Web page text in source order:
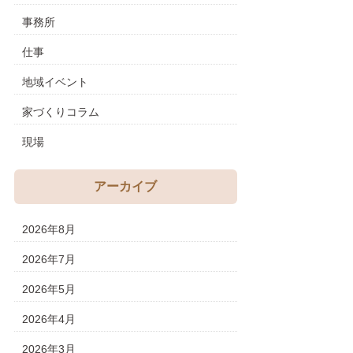
事務所
仕事
地域イベント
家づくりコラム
現場
アーカイブ
2026年8月
2026年7月
2026年5月
2026年4月
2026年3月